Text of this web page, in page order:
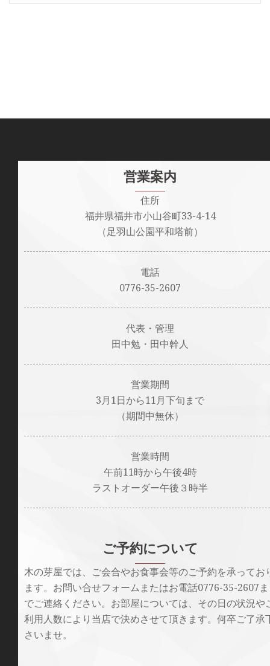
ー
営業案内
住所
福井県福井市小山谷町33-4-14
（足羽山公園平和塔前）
電話
0776-35-2607
代表・管理
田中勉・田中幹人
営業期間
3月1日から11月下旬まで
（期間中無休）
営業時間
午前11時から午後4時
ラストオーダー午後３時半
ご予約について
木の芽屋では、ご会合やお食事会等のご予約を承ってお
ます。お問い合せフォームまたはお電話0776-35-2607ま
でご連絡ください。お部屋については、その日の状況や
利用人数により当店で決めさせて頂きます。何卒ご了承
さいませ。